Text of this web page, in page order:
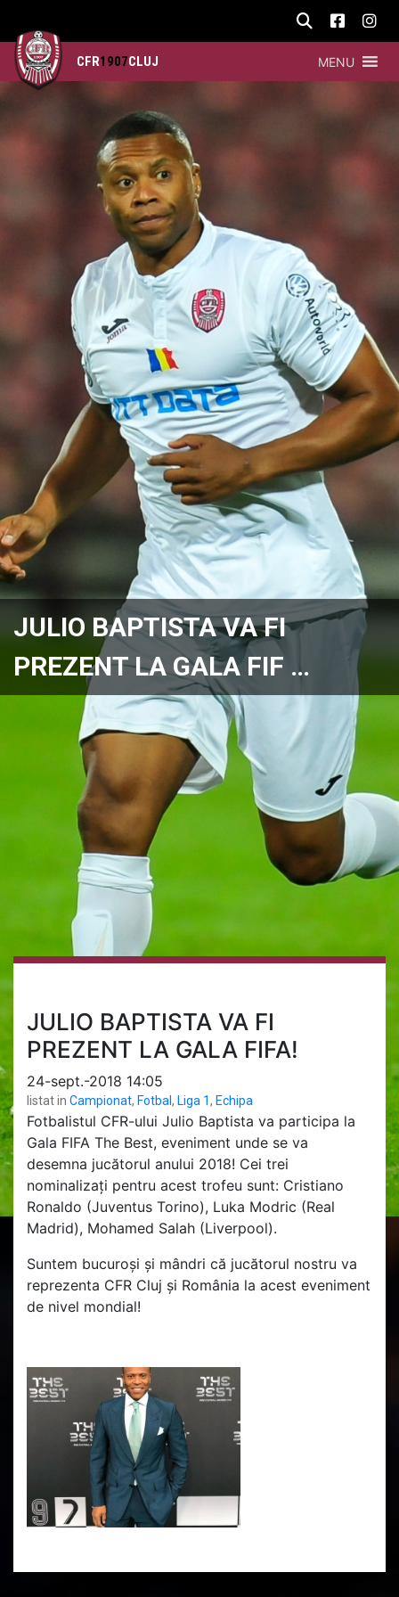
CFR1907CLUJ MENU
JULIO BAPTISTA VA FI
PREZENT LA GALA FIF …
JULIO BAPTISTA VA FI
PREZENT LA GALA FIFA!
24-sept.-2018 14:05
listat in Campionat, Fotbal, Liga 1, Echipa
Fotbalistul CFR-ului Julio Baptista va participa la
Gala FIFA The Best, eveniment unde se va
desemna jucătorul anului 2018! Cei trei
nominalizați pentru acest trofeu sunt: Cristiano
Ronaldo (Juventus Torino), Luka Modric (Real
Madrid), Mohamed Salah (Liverpool).
Suntem bucuroși și mândri că jucătorul nostru va
reprezenta CFR Cluj și România la acest eveniment
de nivel mondial!